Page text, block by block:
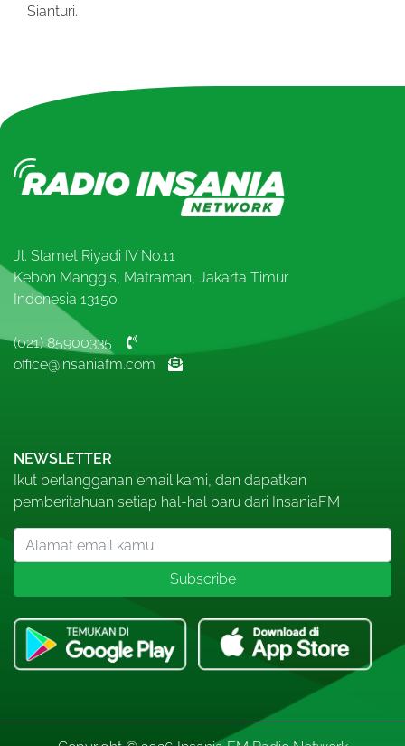
Sianturi.
NEWSLETTER
Ikut berlangganan email kami, dan dapatkan
pemberitahuan setiap hal-hal baru dari InsaniaFM
Jl. Slamet Riyadi IV No.11
Kebon Manggis, Matraman, Jakarta Timur
Indonesia 13150
(021) 85900335
office@insaniafm.com